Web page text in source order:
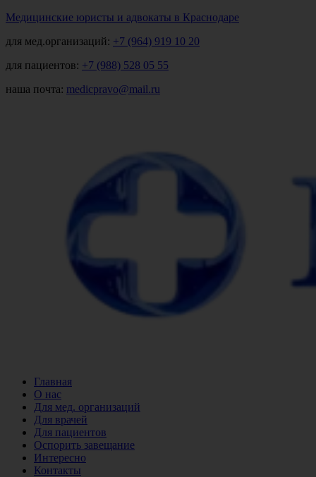
Медицинские юристы и адвокаты в Краснодаре
для мед.организаций: +7 (964) 919 10 20
для пациентов: +7 (988) 528 05 55
наша почта: medicpravo@mail.ru
Главная
О нас
Для мед. организаций
Для врачей
Для пациентов
Оспорить завещание
Интересно
Контакты